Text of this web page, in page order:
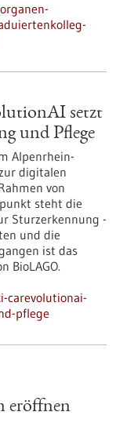
setzt
und Pflege
Alpenrhein-
digitalen
von
steht die
Sturzerkennung -
und die
ist das
BioLAGO.
pflege
eröffnen